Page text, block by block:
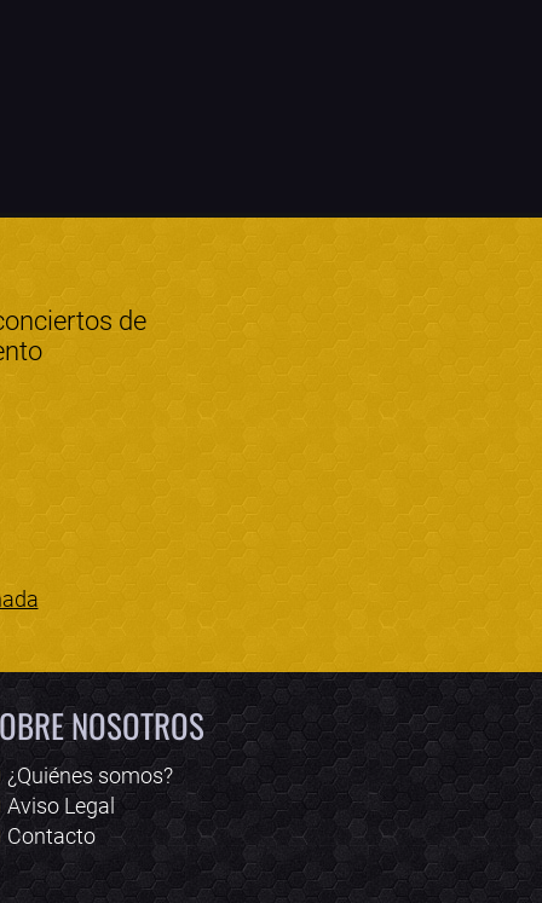
de
NOSOTROS
¿Quiénes somos?
Aviso Legal
Contacto
Online · Te ayudo a encontrar conciertos